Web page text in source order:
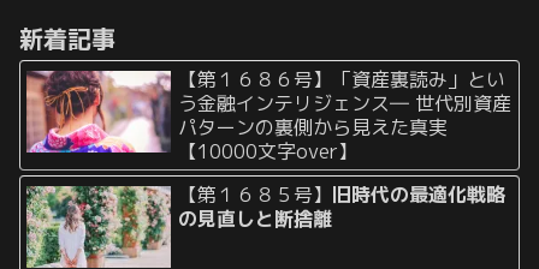
際の捉え方、考え方はそ...
新着記事
【第１６８６号】「資産裏読み」とい
う金融インテリジェンス― 世代別資産
パターンの裏側から見えた真実
【10000文字over】
【第１６８５号】 旧時代の最適化戦略
の見直しと断捨離